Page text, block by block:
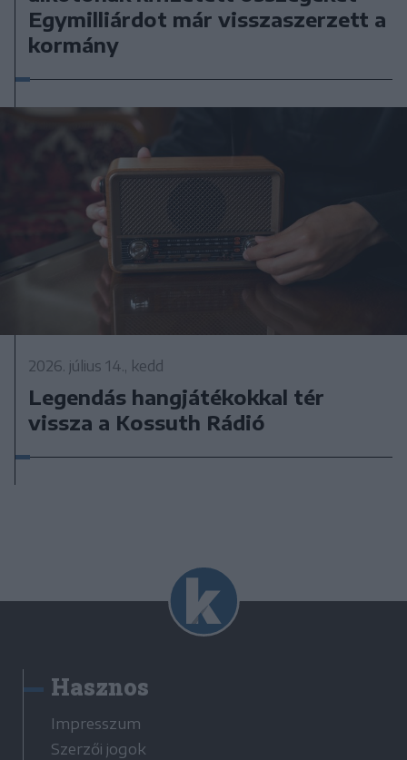
Egymilliárdot már visszaszerzett a
kormány
2026. július 14., kedd
Legendás hangjátékokkal tér
vissza a Kossuth Rádió
Hasznos
Impresszum
Szerzői jogok